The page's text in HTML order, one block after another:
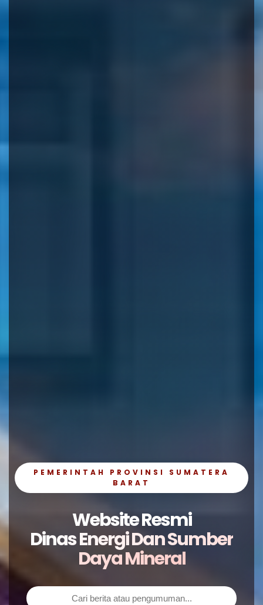
PEMERINTAH PROVINSI SUMATERA
BARAT
Website Resmi
Dinas Energi Dan Sumber
Daya Mineral